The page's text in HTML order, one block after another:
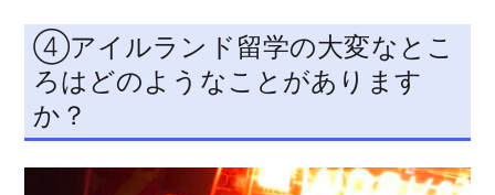
④アイルランド留学の大変なとこ
ろはどのようなことがあります
か？